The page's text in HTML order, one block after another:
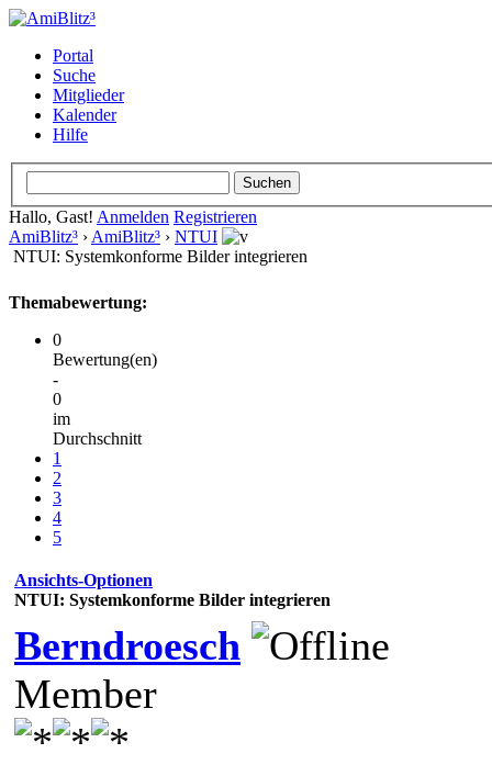
Portal
Suche
Mitglieder
Kalender
Hilfe
Hallo, Gast! Anmelden Registrieren
AmiBlitz³ › AmiBlitz³ › NTUI
NTUI: Systemkonforme Bilder integrieren
Themabewertung:
0
Bewertung(en)
-
0
im
Durchschnitt
1
2
3
4
5
Ansichts-Optionen
NTUI: Systemkonforme Bilder integrieren
Berndroesch
Member